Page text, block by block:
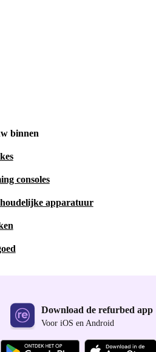
binnen
consoles
apparatuur
Download de refurbed app
Voor iOS en Android